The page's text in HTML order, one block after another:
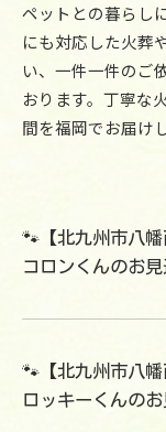
ペットとの暮らし
にも対応した火葬
い、一件一件のご
おります。丁寧な
間を福岡でお届け
🐾【北九州市八
コロンくんのお
🐾【北九州市八
ロッキーくんの